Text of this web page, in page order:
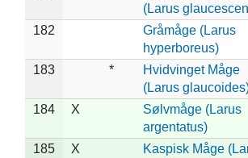
(Larus
182
Gråmåge (Larus
hyperboreus)
183 *
Hvidvinget Måge
(Larus
184 X
Sølvmåge (Larus
argentatus)
185 X
Kaspisk Måge